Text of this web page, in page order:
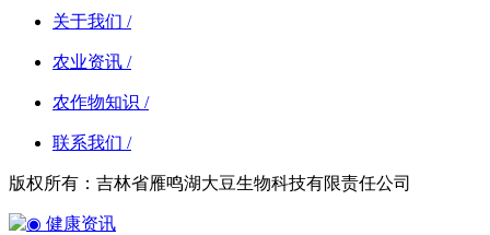
关于我们 /
农业资讯 /
农作物知识 /
联系我们 /
版权所有：吉林省雁鸣湖大豆生物科技有限责任公司